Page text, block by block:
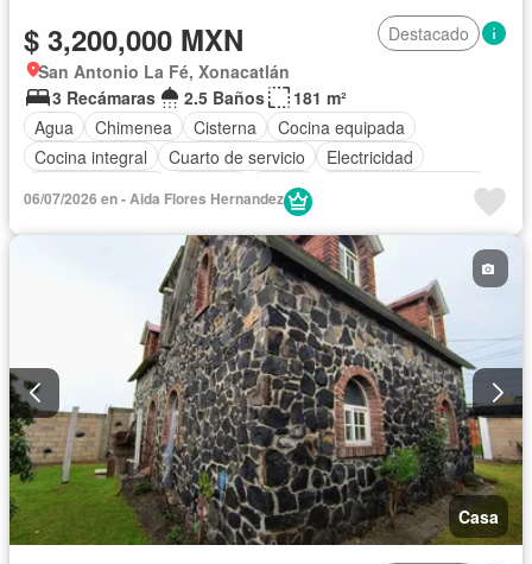
$ 3,200,000 MXN
Destacado
San Antonio La Fé, Xonacatlán
3 Recámaras
2.5 Baños
181 m²
Agua
Chimenea Cisterna
Cocina equipada
Cocina integral
Cuarto de servicio
Electricidad
Jardín
Televisión por cable
Sin amueblar
06/07/2026 en - Aida Flores Hernandez
Casa